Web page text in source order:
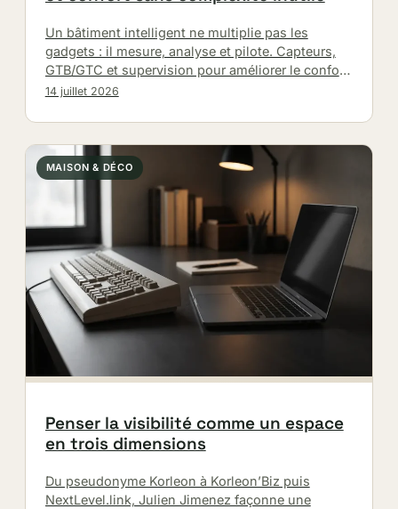
14 juillet 2026
Un bâtiment intelligent ne multiplie pas les
gadgets : il mesure, analyse et pilote. Capteurs,
GTB/GTC et supervision pour améliorer le confort,
réduire les consommations et…
MAISON & DÉCO
Penser la visibilité comme un espace
en trois dimensions
Du pseudonyme Korleon à Korleon’Biz puis
NextLevel.link, Julien Jimenez façonne une